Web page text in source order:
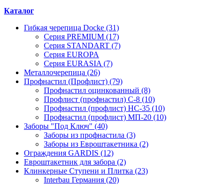
Каталог
Гибкая черепица Docke (31)
Серия PREMIUM (17)
Серия STANDART (7)
Серия EUROPA
Серия EURASIA (7)
Металлочерепица (26)
Профнастил (Профлист) (79)
Профнастил оцинкованный (8)
Профлист (профнастил) С-8 (10)
Профнастил (профлист) НС-35 (10)
Профнастил (профлист) МП-20 (10)
Заборы "Под Ключ" (40)
Заборы из профнастила (3)
Заборы из Евроштакетника (2)
Ограждения GARDIS (12)
Евроштакетник для забора (2)
Клинкерные Ступени и Плитка (23)
Interbau Германия (20)